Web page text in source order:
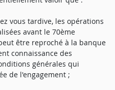
vous tardive, les opérations
avant le 70ème
être reproché à la banque
connaissance des
générales qui
de l'engagement ;